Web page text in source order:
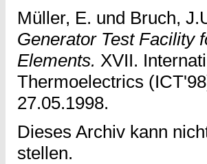
Müller, E. und Bruch,
Generator Test Facility
Elements. XVII.
Thermoelectrics
27.05.1998.
Dieses Archiv kann
stellen.